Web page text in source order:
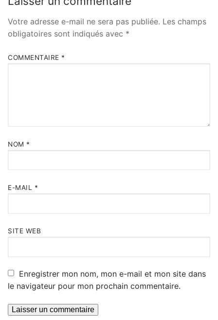
Votre adresse e-mail ne sera pas publiée. Les champs
obligatoires sont indiqués avec *
COMMENTAIRE *
NOM *
E-MAIL *
SITE WEB
Enregistrer mon nom, mon e-mail et mon site dans
le navigateur pour mon prochain commentaire.